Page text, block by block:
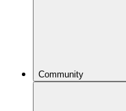
Community